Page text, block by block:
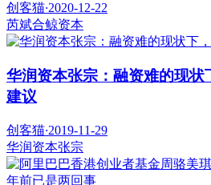
创客猫·2020-12-22
芮斌合鲸资本
华润资本张宗：融资难的现状
建议
创客猫·2019-11-29
华润资本张宗